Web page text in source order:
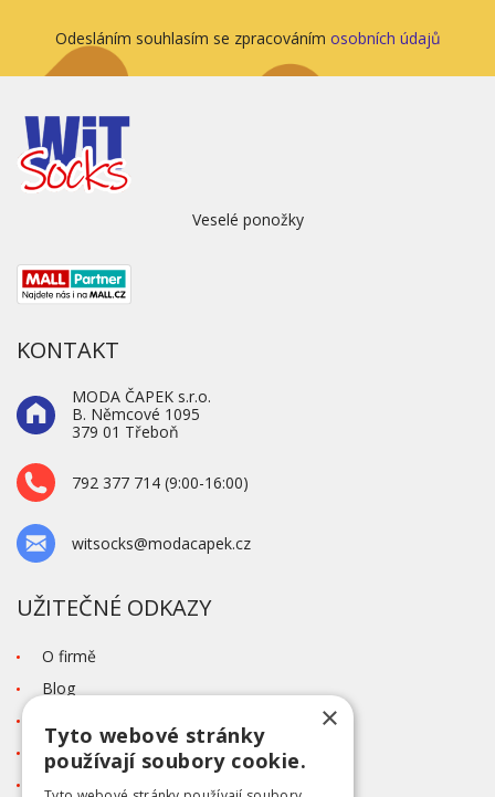
Odesláním souhlasím se zpracováním osobních údajů
Veselé ponožky
KONTAKT
MODA ČAPEK s.r.o.
B. Němcové 1095
379 01 Třeboň
792 377 714 (9:00-16:00)
witsocks@modacapek.cz
UŽITEČNÉ ODKAZY
O firmě
Blog
Tabulka velikostí
Ochrana osobních údajů GDPR
×
Tyto webové stránky
používají soubory cookie.